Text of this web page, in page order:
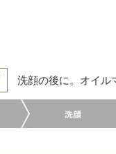
洗顔の後に。オイル